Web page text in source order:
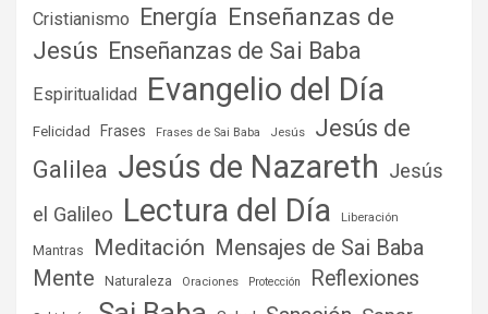
Cristianismo Energía Enseñanzas de
Jesús Enseñanzas de Sai Baba
Espiritualidad Evangelio del Día
Felicidad Frases Frases de Sai Baba Jesús
Jesús de
Galilea Jesús de Nazareth Jesús
el Galileo Lectura del Día Liberación
Mantras Meditación Mensajes de Sai Baba
Mente
Naturaleza Oraciones Protección Reflexiones